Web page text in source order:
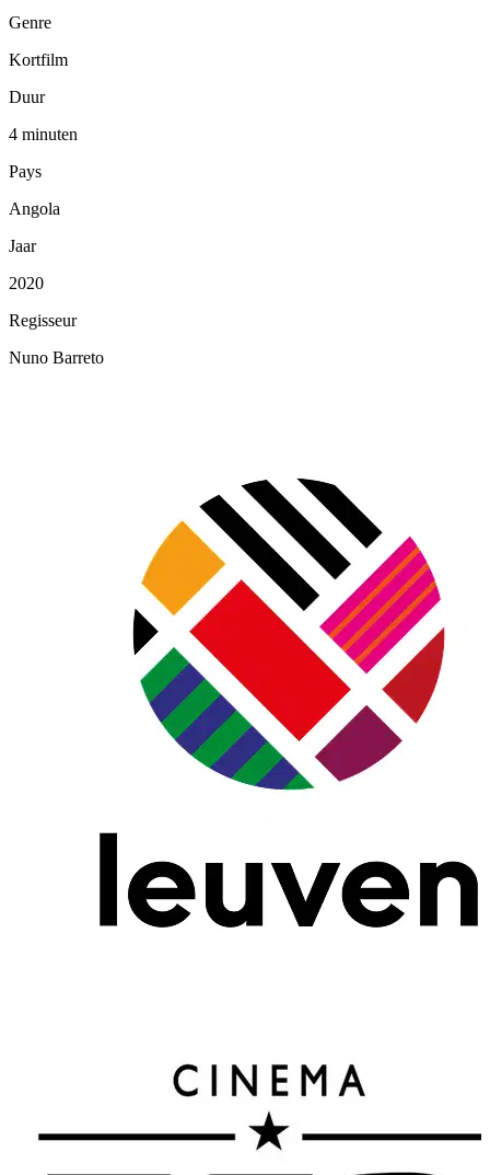
Genre
Kortfilm
Duur
4 minuten
Pays
Angola
Jaar
2020
Regisseur
Nuno Barreto